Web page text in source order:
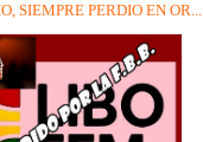
SIEMPRE PERDIO EN OR...